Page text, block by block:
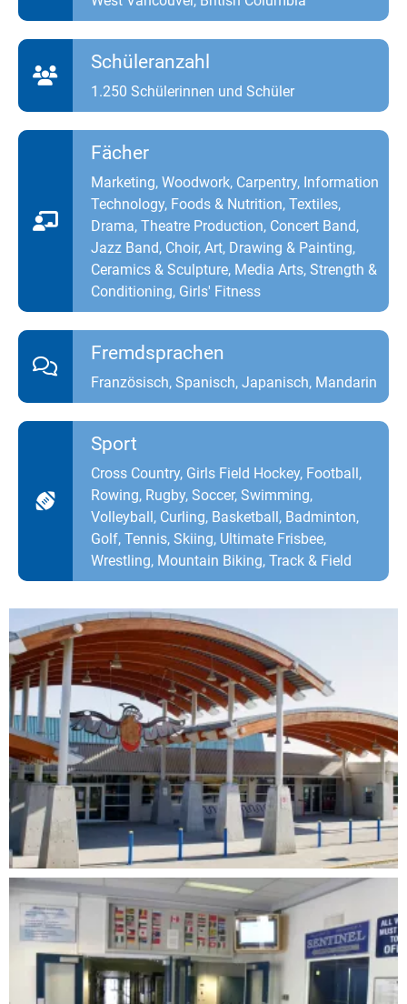
Schüleranzahl
1.250 Schülerinnen und Schüler
Fächer
Marketing, Woodwork, Carpentry, Information
Technology, Foods & Nutrition, Textiles,
Drama, Theatre Production, Concert Band,
Jazz Band, Choir, Art, Drawing & Painting,
Ceramics & Sculpture, Media Arts, Strength &
Conditioning, Girls' Fitness
Fremdsprachen
Französisch, Spanisch, Japanisch, Mandarin
Sport
Cross Country, Girls Field Hockey, Football,
Rowing, Rugby, Soccer, Swimming,
Volleyball, Curling, Basketball, Badminton,
Golf, Tennis, Skiing, Ultimate Frisbee,
Wrestling, Mountain Biking, Track & Field